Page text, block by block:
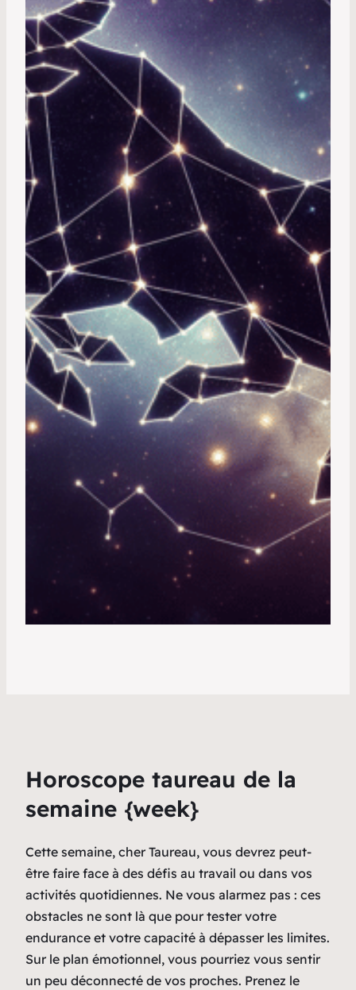
Horoscope taureau de la
semaine {week}
Cette semaine, cher Taureau, vous devrez peut-
être faire face à des défis au travail ou dans vos
activités quotidiennes. Ne vous alarmez pas : ces
obstacles ne sont là que pour tester votre
endurance et votre capacité à dépasser les limites.
Sur le plan émotionnel, vous pourriez vous sentir
un peu déconnecté de vos proches. Prenez le